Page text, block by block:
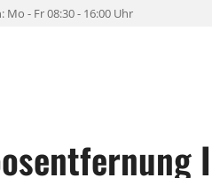
Mo - Fr 08:30 - 16:00 Uhr